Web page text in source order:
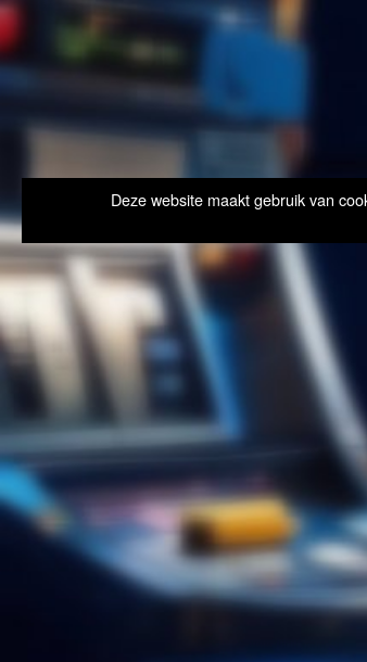
Deze website maakt gebruik van